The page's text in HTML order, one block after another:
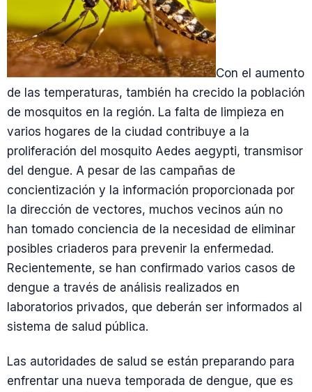
Con el aumento
de las temperaturas, también ha crecido la población
de mosquitos en la región. La falta de limpieza en
varios hogares de la ciudad contribuye a la
proliferación del mosquito Aedes aegypti, transmisor
del dengue. A pesar de las campañas de
concientización y la información proporcionada por
la dirección de vectores, muchos vecinos aún no
han tomado conciencia de la necesidad de eliminar
posibles criaderos para prevenir la enfermedad.
Recientemente, se han confirmado varios casos de
dengue a través de análisis realizados en
laboratorios privados, que deberán ser informados al
sistema de salud pública.
Las autoridades de salud se están preparando para
enfrentar una nueva temporada de dengue, que es